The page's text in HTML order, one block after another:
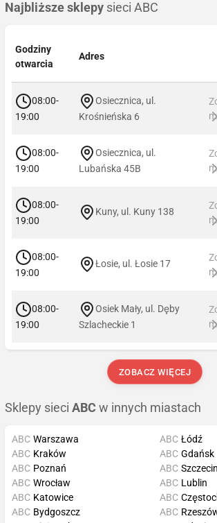
Najbliższe sklepy sieci ABC
Godziny
otwarcia
Adres
08:00-
19:00
Osiecznica, ul.
Krośnieńska 6
08:00-
19:00
Osiecznica, ul.
Lubańska 45B
08:00-
19:00
Kuny, ul. Kuny 138
08:00-
19:00
Łosie, ul. Łosie 17
08:00-
19:00
Osiek Mały, ul. Dęby
Szlacheckie 1
ZOBACZ WIĘCEJ
Sklepy sieci ABC w innych miastach
ABC Warszawa
ABC Kraków
ABC Poznań
ABC Wrocław
ABC Łódź
ABC Gdańsk
ABC Szczecin
ABC Lublin
ABC Katowice
ABC Bydgoszcz
ABC
ABC